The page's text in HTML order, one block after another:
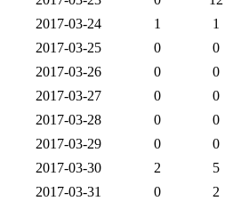
2017-03-24
1 1
2017-03-25
0 0
2017-03-26
0 0
2017-03-27
0 0
2017-03-28
0 0
2017-03-29
0 0
2017-03-30
2 5
2017-03-31
0 2